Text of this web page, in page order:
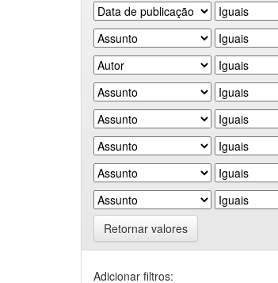
Retornar valores
Adicionar filtros: